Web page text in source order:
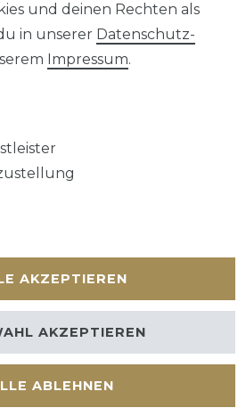
und deinen Rechten als
in unserer Daten­schutz­
Impressum.
AKZEPTIEREN
ABLEHNEN
AKZEPTIEREN